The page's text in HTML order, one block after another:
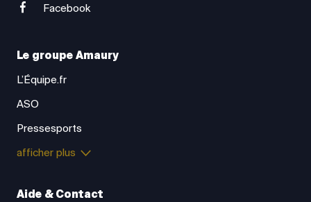
Facebook
Le groupe Amaury
L’Équipe.fr
ASO
Pressesports
afficher plus
Aide & Contact